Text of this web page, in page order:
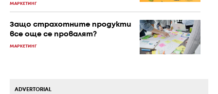
МАРКЕТИНГ
Защо страхотните продукти
все още се провалят?
МАРКЕТИНГ
ADVERTORIAL